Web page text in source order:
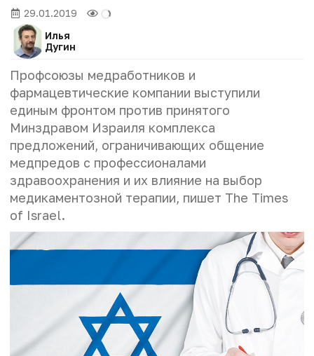
29.01.2019
Илья
Дугин
Профсоюзы медработников и
фармацевтические компании выступили
единым фронтом против принятого
Минздравом Израиля комплекса
предложений, ограничивающих общение
медпредов с профессионалами
здравоохранения и их влияние на выбор
медикаментозной терапии, пишет The Times
of Israel.